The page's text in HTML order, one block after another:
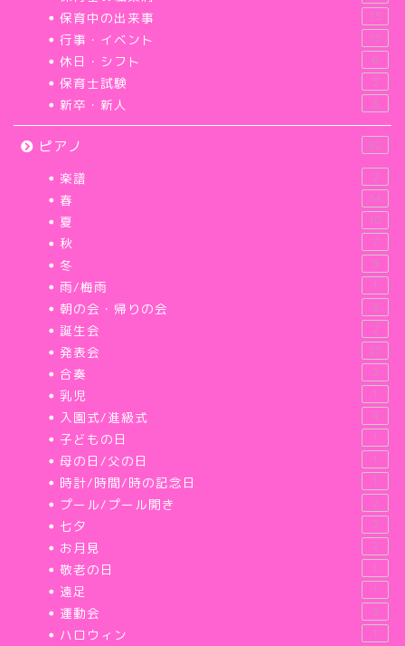
保育中の出来事 15
行事・イベント 15
休日・シフト 6
保育士試験 3
新卒・新人 3
ピアノ 82
楽譜 2
春 14
夏 10
秋 7
冬 9
雨/梅雨 1
朝の会・帰りの会 3
誕生会 2
発表会 25
合奏 2
乳児 1
入園式/進級式 4
子どもの日 1
母の日/父の日 1
時計/時間/時の記念日 1
プール/プール開き 2
七夕 2
お月見 2
敬老の日 1
遠足 1
運動会 3
ハロウィン 1